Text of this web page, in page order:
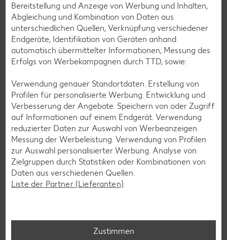
Rezepte entdecken
Laktosefreie Rezepte
bringen Vielfalt auf den Tisch – für große und kleine
Bereitstellung und Anzeige von Werbung und Inhalten,
Abgleichung und Kombination von Daten aus
unterschiedlichen Quellen, Verknüpfung verschiedener
Endgeräte, Identifikation von Geräten anhand
automatisch übermittelter Informationen, Messung des
Erfolgs von Werbekampagnen durch TTD, sowie:
Verwendung genauer Standortdaten. Erstellung von
Profilen für personalisierte Werbung. Entwicklung und
Verbesserung der Angebote. Speichern von oder Zugriff
auf Informationen auf einem Endgerät. Verwendung
reduzierter Daten zur Auswahl von Werbeanzeigen.
Messung der Werbeleistung. Verwendung von Profilen
zur Auswahl personalisierter Werbung. Analyse von
Zielgruppen durch Statistiken oder Kombinationen von
Daten aus verschiedenen Quellen.
Liste der Partner (Lieferanten)
Zustimmen